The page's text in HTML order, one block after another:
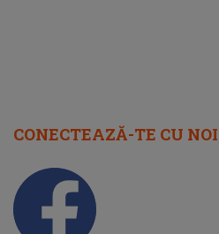
CONECTEAZĂ-TE CU NOI